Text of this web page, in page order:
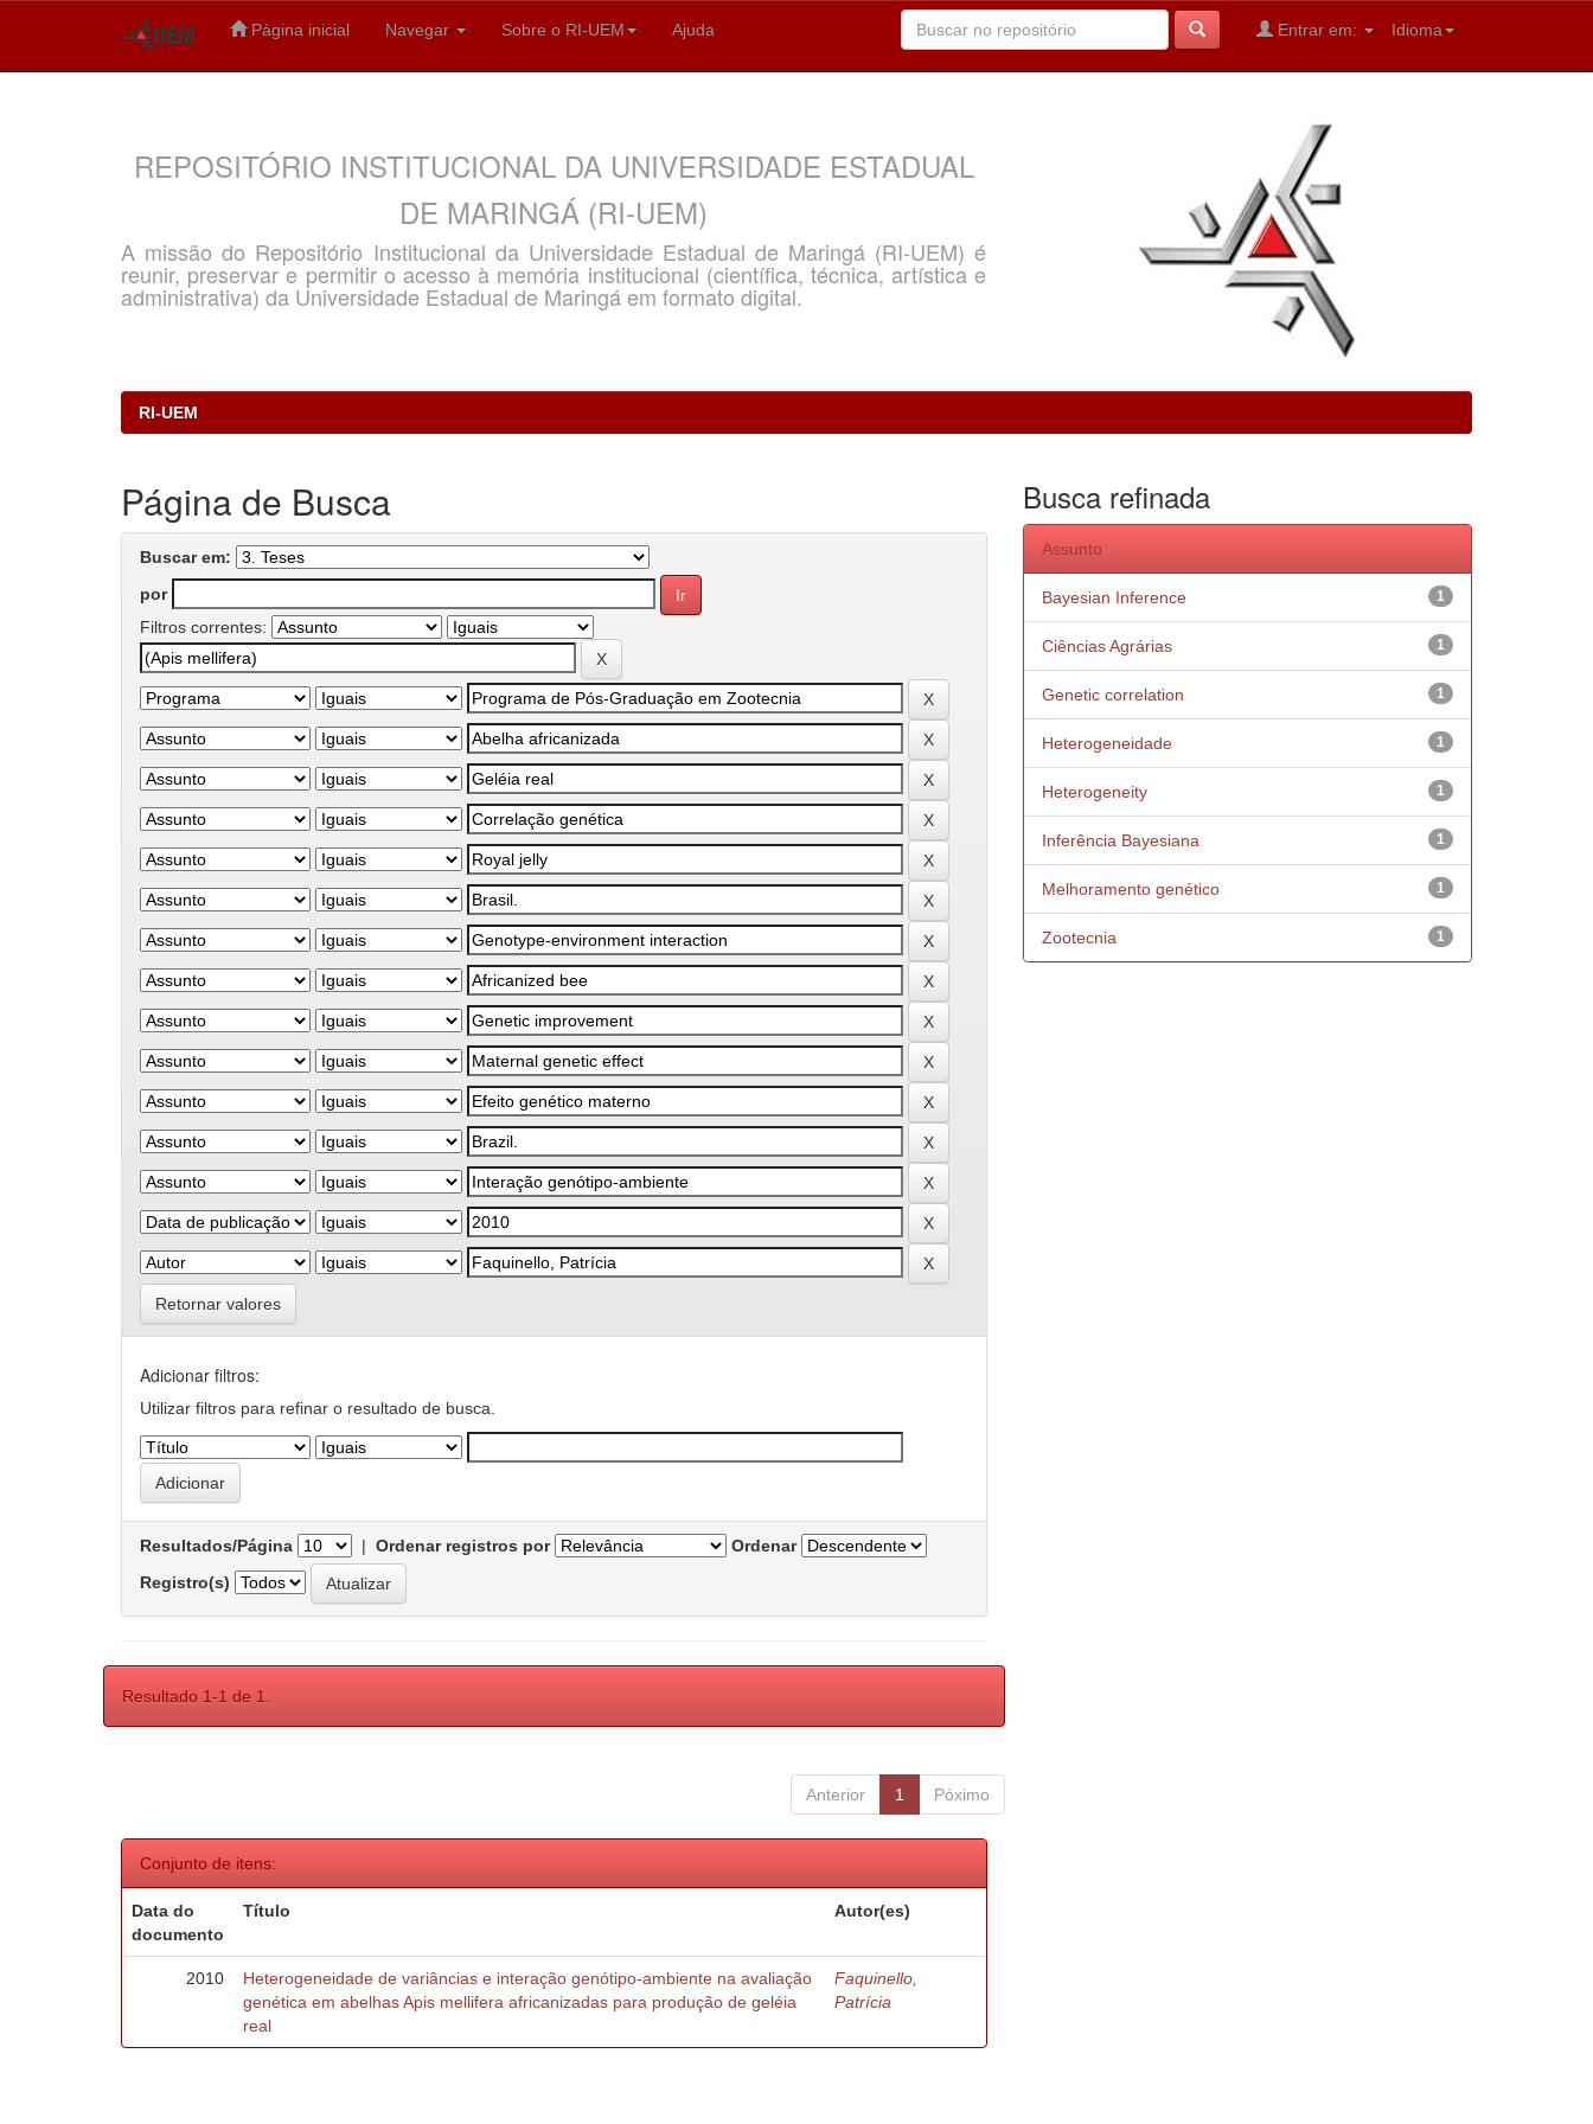
Página inicial Navegar Sobre o RI-UEM Ajuda Idioma
Entrar em:
REPOSITÓRIO INSTITUCIONAL DA UNIVERSIDADE ESTADUAL
DE MARINGÁ (RI-UEM)
A missão do Repositório Institucional da Universidade Estadual de Maringá (RI-UEM) é
reunir, preservar e permitir o acesso à memória institucional (científica, técnica, artística e
administrativa) da Universidade Estadual de Maringá em formato digital.
RI-UEM
Página de Busca
Buscar em:
por
Filtros correntes:
Retornar valores
Adicionar filtros:
Utilizar filtros para refinar o resultado de busca.
Resultados/Página | Ordenar registros por
Ordenar
Registro(s)
Resultado 1-1 de 1.
Anterior 1 Póximo
Conjunto de itens:
Data do
documento
Título Autor(es)
2010
Heterogeneidade de variâncias e interação genótipo-ambiente na avaliação
genética em abelhas Apis mellifera africanizadas para produção de geléia
real
Faquinello,
Patrícia
Busca refinada
Assunto
1
Bayesian Inference
1
Ciências Agrárias
1
Genetic correlation
1
Heterogeneidade
1
Heterogeneity
1
Inferência Bayesiana
1
Melhoramento genético
1
Zootecnia